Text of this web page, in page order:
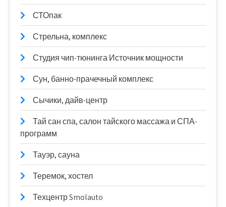
СТОпак
Стрельна, комплекс
Студия чип-тюнинга Источник мощности
Сун, банно-прачечный комплекс
Сычики, дайв-центр
Тай сан спа, салон тайского массажа и СПА-
программ
Тауэр, сауна
Теремок, хостел
Техцентр Smolauto